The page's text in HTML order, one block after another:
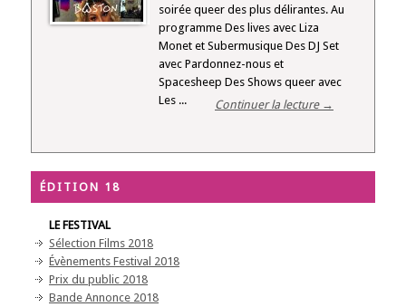
soirée queer des plus délirantes. Au
programme Des lives avec Liza
Monet et Subermusique Des DJ Set
avec Pardonnez-nous et
Spacesheep Des Shows queer avec
Les ...
Continuer la lecture →
ÉDITION 18
LE FESTIVAL
Sélection Films 2018
Évènements Festival 2018
Prix du public 2018
Bande Annonce 2018